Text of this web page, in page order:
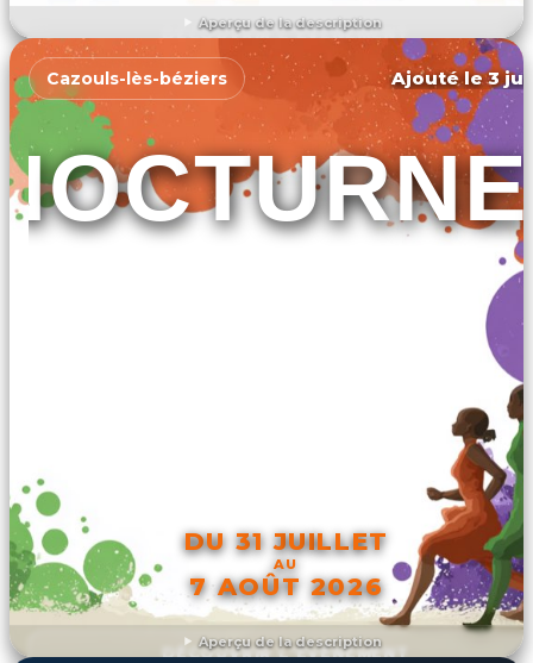
Aperçu de la description
DÉCOUVRIR L'ÉVÉNEMENT
Aperçu de la description
Cazouls-lès-béziers Ajouté le 3
DU 31 JUILLET
AU
7 AOÛT 2026
DÉCOUVRIR L'ÉVÉNEMENT